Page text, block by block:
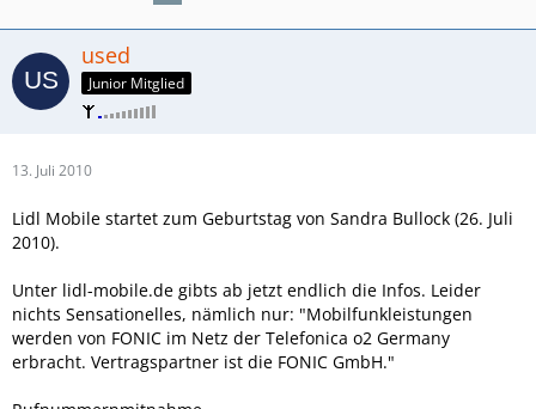
used
Junior Mitglied
13. Juli 2010
Lidl Mobile startet zum Geburtstag von Sandra Bullock (26. Juli
2010).
Unter lidl-mobile.de gibts ab jetzt endlich die Infos. Leider
nichts Sensationelles, nämlich nur: "Mobilfunkleistungen
werden von FONIC im Netz der Telefonica o2 Germany
erbracht. Vertragspartner ist die FONIC GmbH."